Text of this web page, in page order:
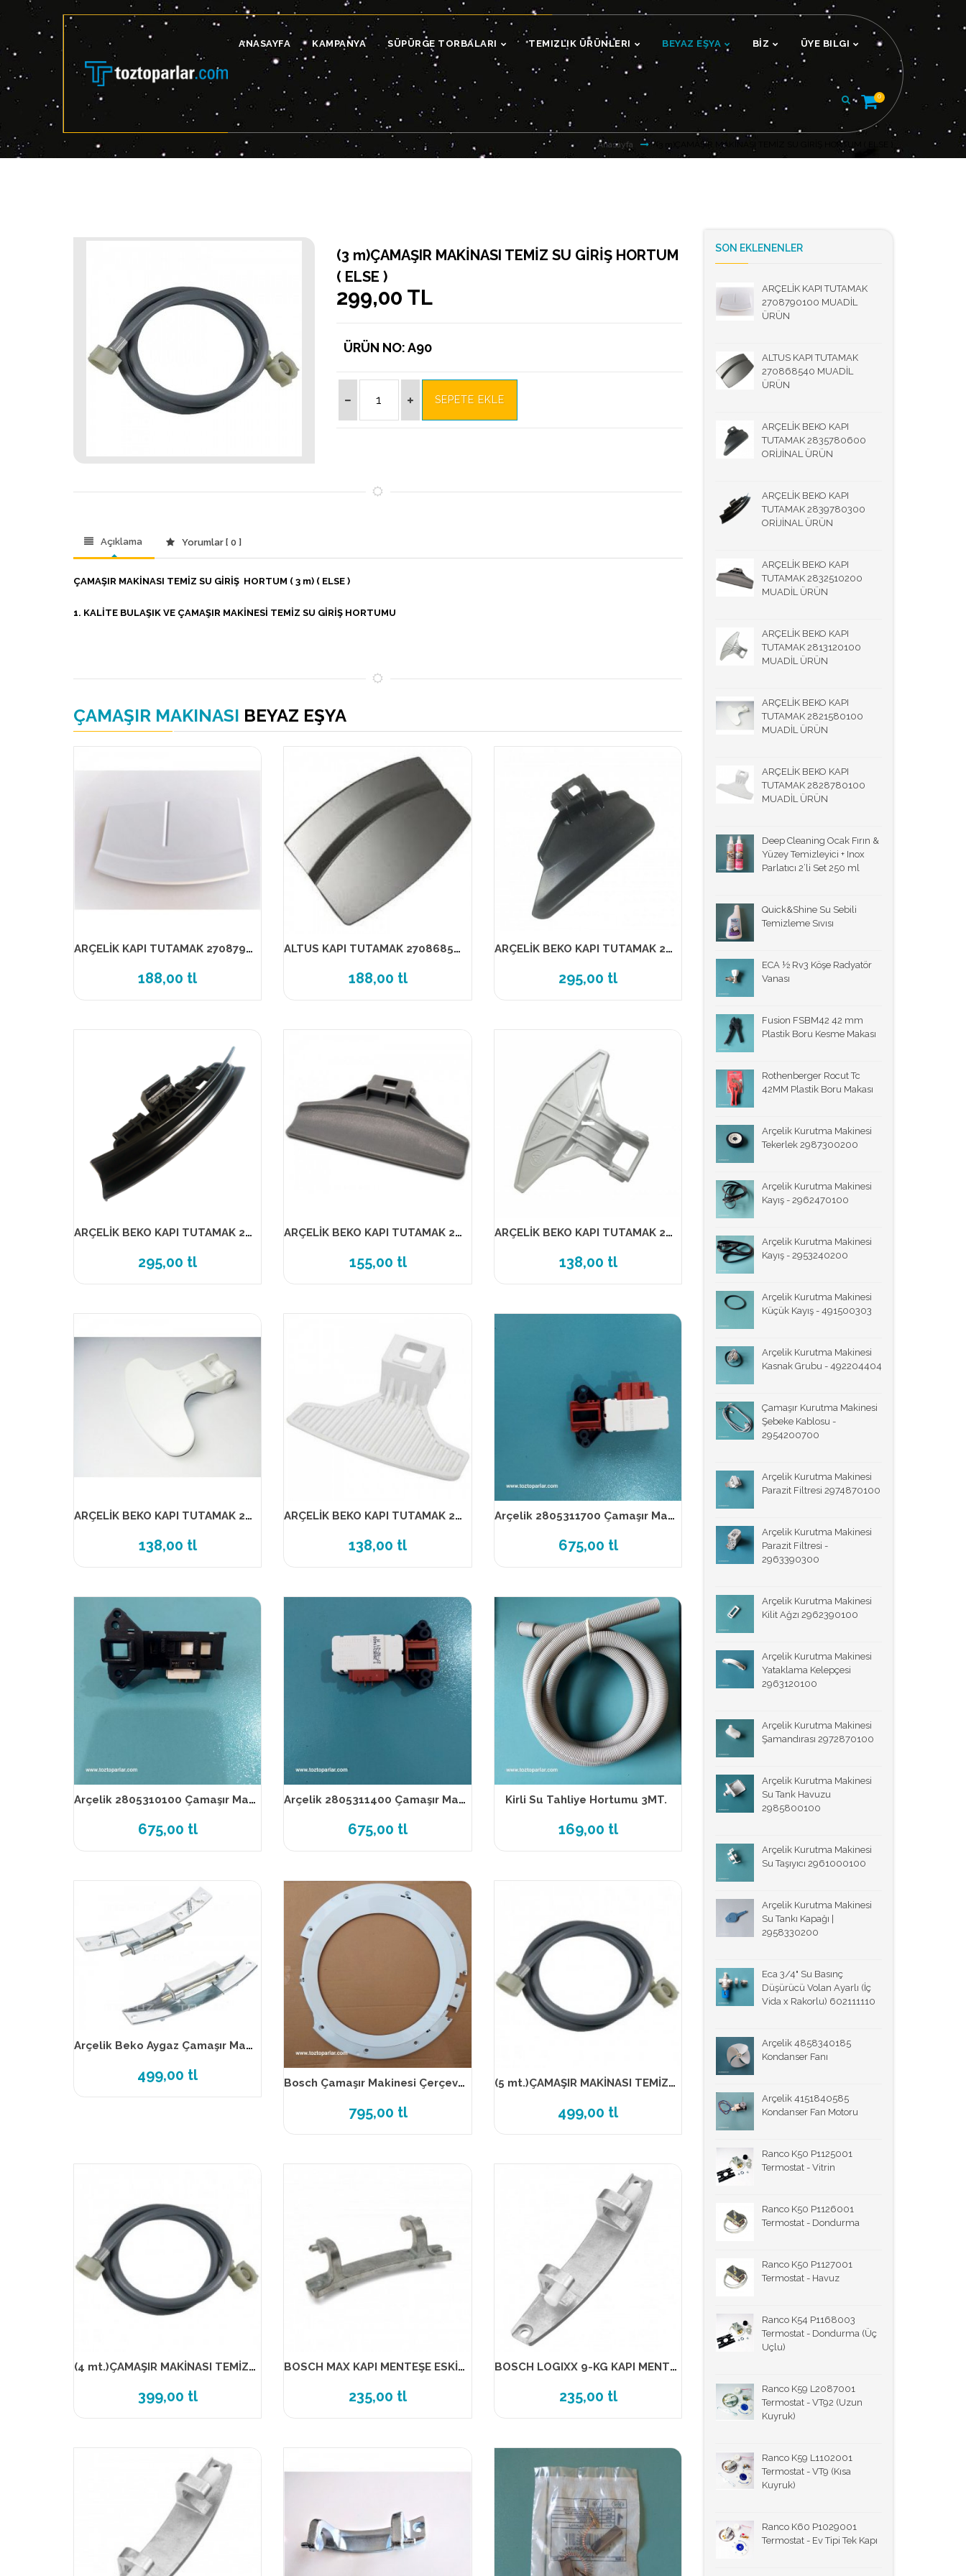
ANASAYFA KAMPANYA SÜPÜRGE TORBALARI TEMIZLIK ÜRÜNLERI BEYAZ EŞYA BİZ ÜYE BILGI
0
Anasayfa (3 m)ÇAMAŞIR MAKİNASI TEMİZ SU GİRİŞ HORTUM ( ELSE )
(3 m)ÇAMAŞIR MAKİNASI TEMİZ SU GİRİŞ HORTUM
( ELSE )
299,00 TL
ÜRÜN NO: A90
Açıklama Yorumlar [ 0 ]
ÇAMAŞIR MAKİNASI TEMİZ SU GİRİŞ HORTUM ( 3 m) ( ELSE )
1. KALİTE BULAŞIK VE ÇAMAŞIR MAKİNESİ TEMİZ SU GİRİŞ HORTUMU
ÇAMAŞIR MAKINASI BEYAZ EŞYA
ARÇELİK KAPI TUTAMAK 2708790100 MUADİL ÜRÜN
188,00 tl
ALTUS KAPI TUTAMAK 270868540 MUADİL ÜRÜN
188,00 tl
ARÇELİK BEKO KAPI TUTAMAK 2835780600 ORİJİNAL ÜRÜN
295,00 tl
ARÇELİK BEKO KAPI TUTAMAK 2839780300 ORİJİNAL ÜRÜN
295,00 tl
ARÇELİK BEKO KAPI TUTAMAK 2832510200 MUADİL ÜRÜN
155,00 tl
ARÇELİK BEKO KAPI TUTAMAK 2813120100 MUADİL ÜRÜN
138,00 tl
ARÇELİK BEKO KAPI TUTAMAK 2821580100 MUADİL ÜRÜN
138,00 tl
ARÇELİK BEKO KAPI TUTAMAK 2828780100 MUADİL ÜRÜN
138,00 tl
Arçelik 2805311700 Çamaşır Makinesi Emniyet kilidi
675,00 tl
Arçelik 2805310100 Çamaşır Makinesi Emniyet kilidi
675,00 tl
Arçelik 2805311400 Çamaşır Makinesi Emniyet kilidi
675,00 tl
Kirli Su Tahliye Hortumu 3MT.
169,00 tl
Arçelik Beko Aygaz Çamaşır Makinesi Kapak Menteşesi
499,00 tl Bosch Çamaşır Makinesi Çerçeve-00747600
795,00 tl
(5 mt.)ÇAMAŞIR MAKİNASI TEMİZ SU GİRİŞ HORTUM ( ELSE )
499,00 tl
(4 mt.)ÇAMAŞIR MAKİNASI TEMİZ SU GİRİŞ HORTUM ( ELSE )
399,00 tl
BOSCH MAX KAPI MENTEŞE ESKİ MODEL KÜÇÜK-171269
235,00 tl
BOSCH LOGIXX 9-KG KAPI MENTEŞE-10013617
235,00 tl
SON EKLENENLER
ARÇELİK KAPI TUTAMAK
2708790100 MUADİL
ÜRÜN
ALTUS KAPI TUTAMAK
270868540 MUADİL
ÜRÜN
ARÇELİK BEKO KAPI
TUTAMAK 2835780600
ORİJİNAL ÜRÜN
ARÇELİK BEKO KAPI
TUTAMAK 2839780300
ORİJİNAL ÜRÜN
ARÇELİK BEKO KAPI
TUTAMAK 2832510200
MUADİL ÜRÜN
ARÇELİK BEKO KAPI
TUTAMAK 2813120100
MUADİL ÜRÜN
ARÇELİK BEKO KAPI
TUTAMAK 2821580100
MUADİL ÜRÜN
ARÇELİK BEKO KAPI
TUTAMAK 2828780100
MUADİL ÜRÜN
Deep Cleaning Ocak Fırın &
Yüzey Temizleyici + Inox
Parlatıcı 2’li Set 250 ml
Quick&Shine Su Sebili
Temizleme Sıvısı
ECA ½ Rv3 Köşe Radyatör
Vanası
Fusion FSBM42 42 mm
Plastik Boru Kesme Makası
Rothenberger Rocut Tc
42MM Plastik Boru Makası
Arçelik Kurutma Makinesi
Tekerlek 2987300200
Arçelik Kurutma Makinesi
Kayış - 2962470100
Arçelik Kurutma Makinesi
Kayış - 2953240200
Arçelik Kurutma Makinesi
Küçük Kayış - 491500303
Arçelik Kurutma Makinesi
Kasnak Grubu - 492204404
Çamaşır Kurutma Makinesi
Şebeke Kablosu -
2954200700
Arçelik Kurutma Makinesi
Parazit Filtresi 2974870100
Arçelik Kurutma Makinesi
Parazit Filtresi -
2963390300
Arçelik Kurutma Makinesi
Kilit Ağzı 2962390100
Arçelik Kurutma Makinesi
Yataklama Kelepçesi
2963120100
Arçelik Kurutma Makinesi
Şamandırası 2972870100
Arçelik Kurutma Makinesi
Su Tank Havuzu
2985800100
Arçelik Kurutma Makinesi
Su Taşıyıcı 2961000100
Arçelik Kurutma Makinesi
Su Tankı Kapağı |
2958330200
Eca 3/4" Su Basınç
Düşürücü Volan Ayarlı (İç
Vida x Rakorlu) 602111110
Arçelik 4858340185
Kondanser Fanı
Arçelik 4151840585
Kondanser Fan Motoru
Ranco K50 P1125001
Termostat - Vitrin
Ranco K50 P1126001
Termostat - Dondurma
Ranco K50 P1127001
Termostat - Havuz
Ranco K54 P1168003
Termostat - Dondurma (Üç
Uçlu)
Ranco K59 L2087001
Termostat - VT92 (Uzun
Kuyruk)
Ranco K59 L1102001
Termostat - VT9 (Kısa
Kuyruk)
Ranco K60 P1029001
Termostat - Ev Tipi Tek Kapı